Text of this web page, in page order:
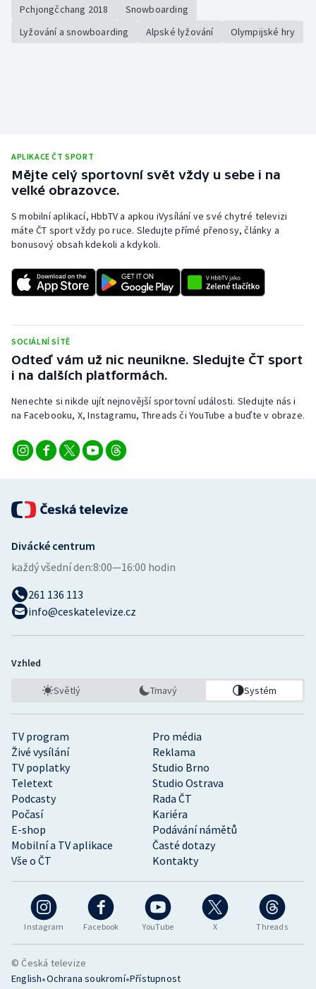
Pchjongčchang 2018
Snowboarding
Lyžování a snowboarding
Alpské lyžování Olympijské hry
APLIKACE ČT SPORT
Mějte celý sportovní svět vždy u sebe i na
velké obrazovce.
S mobilní aplikací, HbbTV a apkou iVysílání ve své chytré televizi
máte ČT sport vždy po ruce. Sledujte přímé přenosy, články a
bonusový obsah kdekoli a kdykoli.
SOCIÁLNÍ SÍTĚ
Odteď vám už nic neunikne. Sledujte ČT sport
i na dalších platformách.
Nenechte si nikde ujít nejnovější sportovní události. Sledujte nás i
na Facebooku, X, Instagramu, Threads či YouTube a buďte v obraze.
Instagram Facebook YouTube X Threads
TV program
Pro média
Živé vysílání
Reklama
TV poplatky
Studio Brno
Teletext
Studio Ostrava
Podcasty
Rada ČT
Počasí
Kariéra
E-shop
Podávání námětů
Mobilní a TV aplikace
Časté dotazy
Vše o ČT
Kontakty
Divácké centrum
každý všední den:8:00—16:00 hodin
261 136 113
info@ceskatelevize.cz
Vzhled
Světlý Tmavý Systém
© Česká televize
English•Ochrana soukromí•Přístupnost